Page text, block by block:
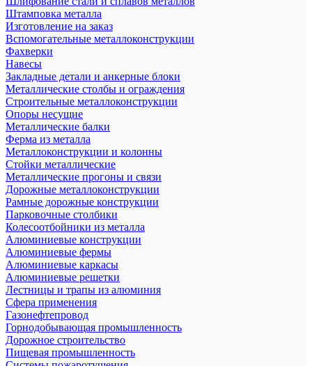
Штамповка металла
Изготовление на заказ
Вспомогательные металлоконструкции
Фахверки
Навесы
Закладные детали и анкерные блоки
Металлические столбы и ограждения
Строительные металлоконструкции
Опоры несущие
Металлические балки
Ферма из металла
Металлоконструкции и колонны
Стойки металлические
Металлические прогоны и связи
Дорожные металлоконструкции
Рамные дорожные конструкции
Парковочные столбики
Колесоотбойники из металла
Алюминиевые конструкции
Алюминиевые фермы
Алюминиевые каркасы
Алюминиевые решетки
Лестницы и трапы из алюминия
Сфера применения
Газонефтепровод
Горнодобывающая промышленность
Дорожное строительство
Пищевая промышленность